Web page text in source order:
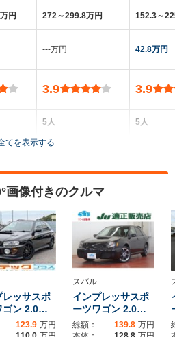
円
ス
272～299.8万円
‐‐‐万円
3.9
5人
5ドア
1.46m
全幅
1.7m
全長
ホイールベース
-m
152.3～
42.8万円
3.9
5人
ホイー
てを表示する
画像付きのクルマ
レッサスポ
ゴン 2.0…
123.9 万円
スバル
インプレッサスポ
ーツワゴン 2.0…
総額： 139.8 万円